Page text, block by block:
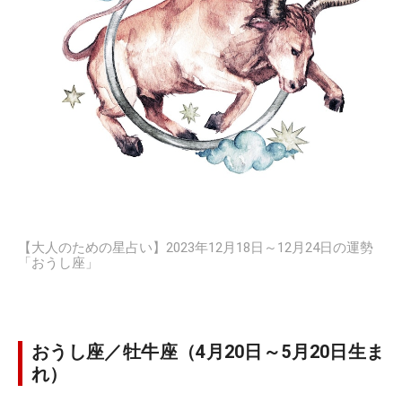
【大人のための星占い】2023年12月18日～12月24日の運勢
「おうし座」
おうし座／牡牛座（4月20日～5月20日生ま
れ）